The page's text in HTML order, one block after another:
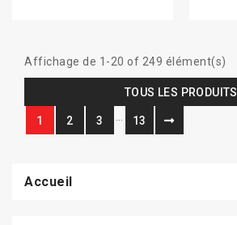
Affichage de 1-20 of 249 élément(s)
TOUS LES PRODUITS
1 2 3 13
Accueil